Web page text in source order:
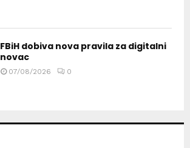
FBiH dobiva nova pravila za digitalni
novac
07/08/2026 0